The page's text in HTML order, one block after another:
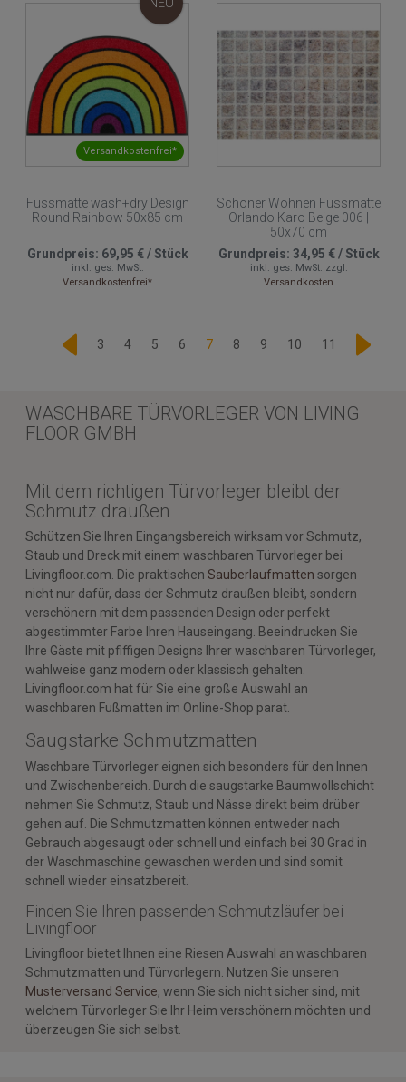
Versandkostenfrei*
Fussmatte wash+dry Design
Round Rainbow 50x85 cm
Grundpreis: 69,95 €/Stück
inkl. ges. MwSt.
Versandkostenfrei*
Schöner Wohnen Fussmatte
Orlando Karo Beige 006 |
50x70 cm
Grundpreis: 34,95 €/Stück
inkl. ges. MwSt. zzgl.
Versandkosten
3 4 5 6 7 8 9 10 11
WASCHBARE TÜRVORLEGER VON LIVING
FLOOR GMBH
Mit dem richtigen Türvorleger bleibt der
Schmutz draußen
Schützen Sie Ihren Eingangsbereich wirksam vor Schmutz,
Staub und Dreck mit einem waschbaren Türvorleger bei
Livingfloor.com. Die praktischen Sauberlaufmatten sorgen
nicht nur dafür, dass der Schmutz draußen bleibt, sondern
verschönern mit dem passenden Design oder perfekt
abgestimmter Farbe Ihren Hauseingang. Beeindrucken Sie
Ihre Gäste mit pfiffigen Designs Ihrer waschbaren Türvorleger,
wahlweise ganz modern oder klassisch gehalten.
Livingfloor.com hat für Sie eine große Auswahl an
waschbaren Fußmatten im Online-Shop parat.
Saugstarke Schmutzmatten
Waschbare Türvorleger eignen sich besonders für den Innen
und Zwischenbereich. Durch die saugstarke Baumwollschicht
nehmen Sie Schmutz, Staub und Nässe direkt beim drüber
gehen auf. Die Schmutzmatten können entweder nach
Gebrauch abgesaugt oder schnell und einfach bei 30 Grad in
der Waschmaschine gewaschen werden und sind somit
schnell wieder einsatzbereit.
Finden Sie Ihren passenden Schmutzläufer bei
Livingfloor
Livingfloor bietet Ihnen eine Riesen Auswahl an waschbaren
Schmutzmatten und Türvorlegern. Nutzen Sie unseren
Musterversand Service, wenn Sie sich nicht sicher sind, mit
welchem Türvorleger Sie Ihr Heim verschönern möchten und
überzeugen Sie sich selbst.